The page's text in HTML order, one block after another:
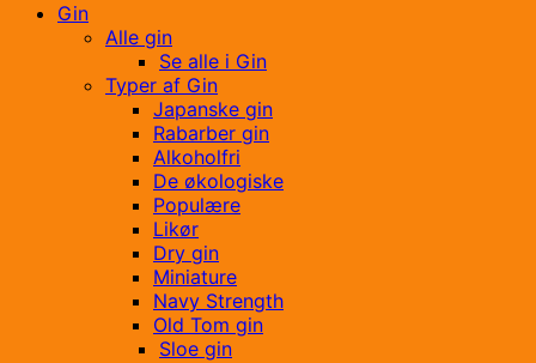
Gin
Alle gin
Se alle i Gin
Typer af Gin
Japanske gin
Rabarber gin
Alkoholfri
De økologiske
Populære
Likør
Dry gin
Miniature
Navy Strength
Old Tom gin
Sloe gin